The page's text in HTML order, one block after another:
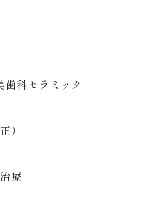
歯科セラミック
）
療